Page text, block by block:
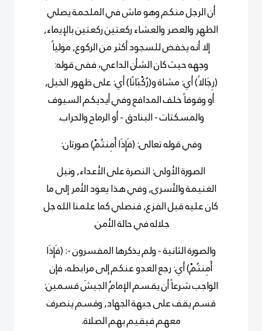
أن الرجل منكم وهو ماش في الملحمة يصلي
الظهر والعصر والعشاء ركعتين ركعتين بالإيماء,
إلا أنه يخفض للسجود أكثر من الركوع, مولياً
وجهه حيث كان الشأن الداعي، ففى قوله:
(رِجَالاً) أي: مشاة و(رُكْبَانًا) أي: على ظهور الخيل,
أو وقوفاً خلف المدافع وفي أيديكم السيوف
والمسكتات - البنادق - أو الرماح والحراب.
وفي قوله تعالى: (فَإِذَا أَمِنتُمْ) صورتان:
الصورة الأولى: النصرة على الأعداء, ونيل
الغنيمة والأسرى, وفي هذا يعود الأمر إلى ما
كان عليه قبل الفزع, فنصلي كما علمنا الله جل
جلاله في حالة الأمن.
والصورة الثانية - ولم يذكرها المفسرون -: (فَإِذَا
أَمِنتُمْ) أي: رجع العدو عنكم إلى مرابطه، فإن
الواجب شرعاً أن يقسم الإمامُ الجيشَ قسمين:
قسم يقف على جبهة الجهاد, وقسم ينصرف
معهم فيقيم بهم الصلاة.